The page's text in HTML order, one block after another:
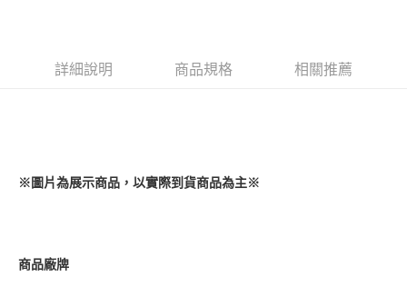
流程，驗證手機門號後，選擇欲分期的期數、繳款截止日，確認付款後即完
成交易。
1.分期款項不併入電信帳單，「大哥付你分期」於每月結算日後寄送繳費提
醒簡訊。
【注意事項】
1.本服務係由「台灣大哥大股份有限公司」（以下簡稱本公司）所提供，讓
運送方式
每筆NT$90，滿NT$3,000(含以上)免運費
預購-付款後7-11取貨(舊)
詳細說明 商品規格 相關推薦
※圖片為展示商品，以實際到貨商品為主※
商品廠牌